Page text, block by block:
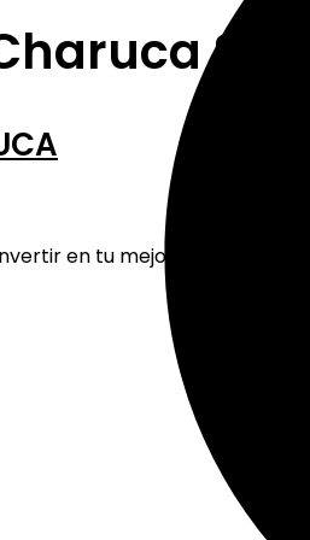
en tu mejor amiga y tu